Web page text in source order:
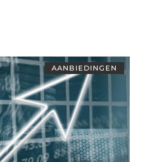
AANBIEDINGEN